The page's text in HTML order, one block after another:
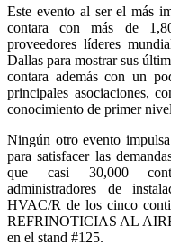
Este evento al ser el más
contara con más de
proveedores líderes
Dallas para mostrar sus
contara además con un
principales asociaciones,
conocimiento de primer
Ningún otro evento
para satisfacer las
que casi 30,000
administradores de
HVAC/R de los cinco
REFRINOTICIAS AL AIRE
en el stand #125.